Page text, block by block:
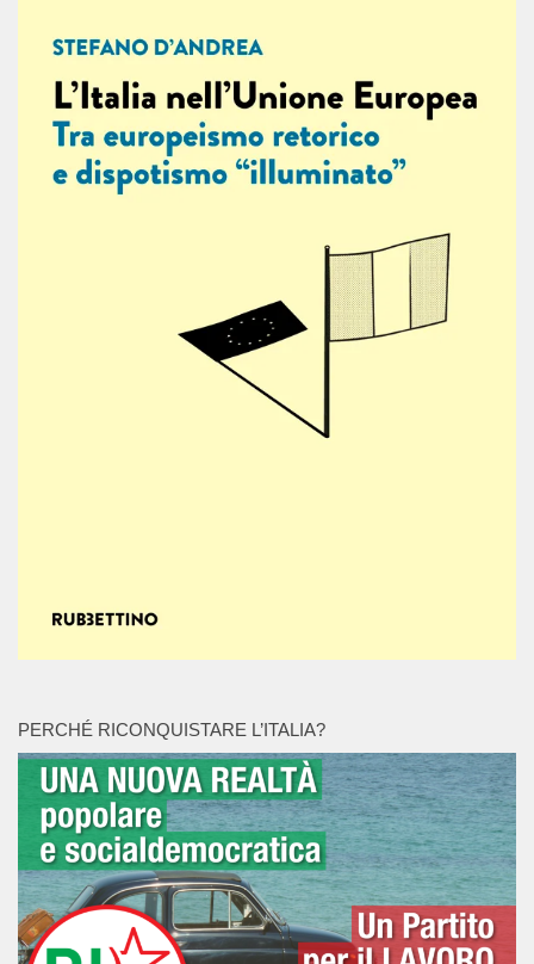
PERCHÉ RICONQUISTARE L’ITALIA?